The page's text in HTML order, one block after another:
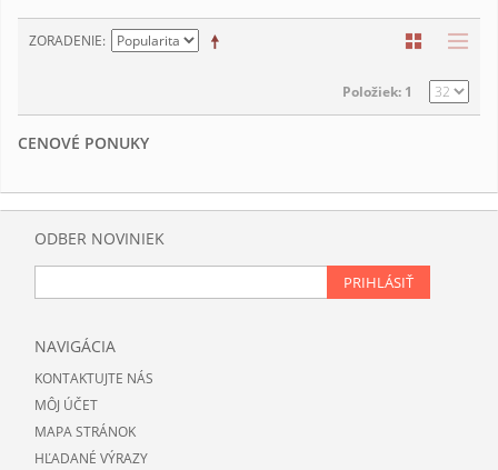
ZORADENIE
Položiek: 1
CENOVÉ PONUKY
ODBER NOVINIEK
PRIHLÁSIŤ
NAVIGÁCIA
KONTAKTUJTE NÁS
MÔJ ÚČET
MAPA STRÁNOK
HĽADANÉ VÝRAZY